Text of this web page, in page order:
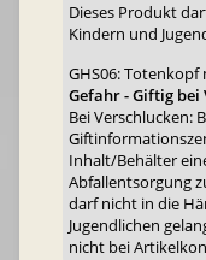
Dieses Produkt
Kindern und
GHS06:
Gefahr - Giftig bei
Bei Verschlucken:
Inhalt/Behälter
Abfallentsorgung
darf nicht in die
Jugendlichen
nicht bei